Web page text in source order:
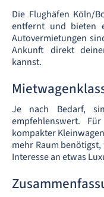
Die Flughäfen Köln/
entfernt und bieten
Autovermietungen
Ankunft direkt
kannst.
Je nach Bedarf,
empfehlenswert.
kompakter
mehr Raum
Interesse an etwas